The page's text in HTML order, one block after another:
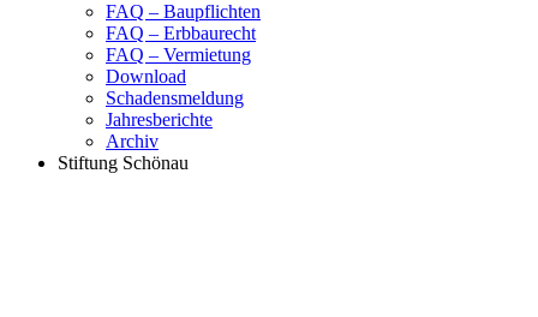
FAQ – Baupflichten
FAQ – Erbbaurecht
FAQ – Vermietung
Download
Schadensmeldung
Jahresberichte
Archiv
Stiftung Schönau